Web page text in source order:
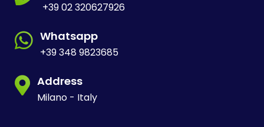
+39 02 320627926
Whatsapp
+39 348 9823685
Address
Milano - Italy